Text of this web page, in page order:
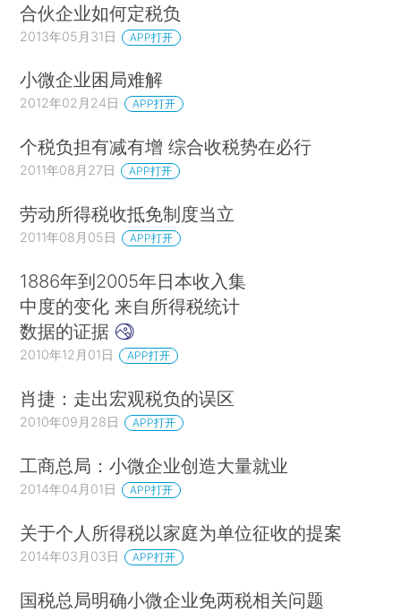
合伙企业如何定税负
2013年05月31日 APP打开
小微企业困局难解
2012年02月24日 APP打开
个税负担有减有增 综合收税势在必行
2011年08月27日 APP打开
劳动所得税收抵免制度当立
2011年08月05日 APP打开
1886年到2005年日本收入集
中度的变化 来自所得税统计
数据的证据
2010年12月01日 APP打开
肖捷：走出宏观税负的误区
2010年09月28日 APP打开
工商总局：小微企业创造大量就业
2014年04月01日 APP打开
关于个人所得税以家庭为单位征收的提案
2014年03月03日 APP打开
国税总局明确小微企业免两税相关问题